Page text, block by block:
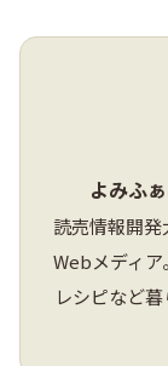
よみふ
読売情報開
Webメディア
レシピなど